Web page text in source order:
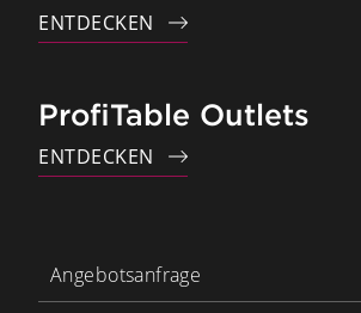
ENTDECKEN
ProfiTable Outlets
ENTDECKEN
Angebotsanfrage